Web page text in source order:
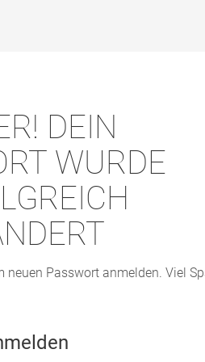
DEIN
WURDE
Passwort anmelden. Viel